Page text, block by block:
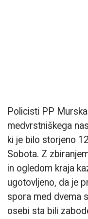
Policisti PP
medvrstniškega
ki je bilo storjeno
Sobota. Z
in ogledom kraja
ugotovljeno, da je
spora med dvema
osebi sta bili